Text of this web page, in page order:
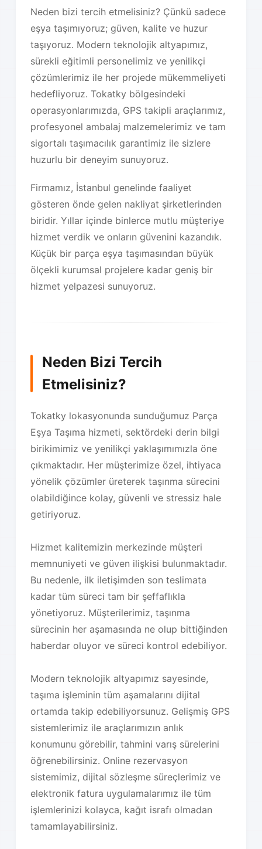
Neden bizi tercih etmelisiniz? Çünkü sadece
eşya taşımıyoruz; güven, kalite ve huzur
taşıyoruz. Modern teknolojik altyapımız,
sürekli eğitimli personelimiz ve yenilikçi
çözümlerimiz ile her projede mükemmeliyeti
hedefliyoruz. Tokatky bölgesindeki
operasyonlarımızda, GPS takipli araçlarımız,
profesyonel ambalaj malzemelerimiz ve tam
sigortalı taşımacılık garantimiz ile sizlere
huzurlu bir deneyim sunuyoruz.
Firmamız, İstanbul genelinde faaliyet
gösteren önde gelen nakliyat şirketlerinden
biridir. Yıllar içinde binlerce mutlu müşteriye
hizmet verdik ve onların güvenini kazandık.
Küçük bir parça eşya taşımasından büyük
ölçekli kurumsal projelere kadar geniş bir
hizmet yelpazesi sunuyoruz.
Neden Bizi Tercih
Etmelisiniz?
Tokatky lokasyonunda sunduğumuz Parça
Eşya Taşıma hizmeti, sektördeki derin bilgi
birikimimiz ve yenilikçi yaklaşımımızla öne
çıkmaktadır. Her müşterimize özel, ihtiyaca
yönelik çözümler üreterek taşınma sürecini
olabildiğince kolay, güvenli ve stressiz hale
getiriyoruz.
Hizmet kalitemizin merkezinde müşteri
memnuniyeti ve güven ilişkisi bulunmaktadır.
Bu nedenle, ilk iletişimden son teslimata
kadar tüm süreci tam bir şeffaflıkla
yönetiyoruz. Müşterilerimiz, taşınma
sürecinin her aşamasında ne olup bittiğinden
haberdar oluyor ve süreci kontrol edebiliyor.
Modern teknolojik altyapımız sayesinde,
taşıma işleminin tüm aşamalarını dijital
ortamda takip edebiliyorsunuz. Gelişmiş GPS
sistemlerimiz ile araçlarımızın anlık
konumunu görebilir, tahmini varış sürelerini
öğrenebilirsiniz. Online rezervasyon
sistemimiz, dijital sözleşme süreçlerimiz ve
elektronik fatura uygulamalarımız ile tüm
işlemlerinizi kolayca, kağıt israfı olmadan
tamamlayabilirsiniz.